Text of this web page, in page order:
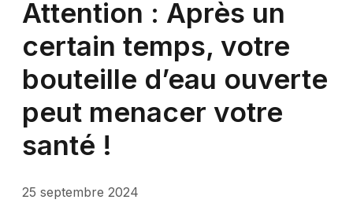
Attention : Après un
certain temps, votre
bouteille d’eau ouverte
peut menacer votre
santé !
25 septembre 2024